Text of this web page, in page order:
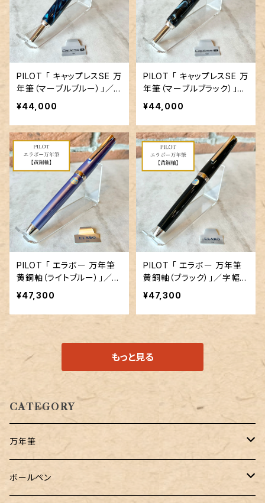
PILOT 「 キャップレスSE 万
年筆（マーブルブルー）」／
字幅F／18金ペン先
¥44,000
PILOT 「 キャップレスSE 万
年筆（マーブルブラック）」／
字幅F／18金ペン先
¥44,000
PILOT 「 エラボー 万年筆
黄銅軸（ライトブルー）」／字
幅SEF／14金ペン先
¥47,300
PILOT 「 エラボー 万年筆
黄銅軸（ブラック）」／字幅S
F／14金ペン先
¥47,300
もっと見る
CATEGORY
万年筆
Pelikan（ペリカン）
ボールペン